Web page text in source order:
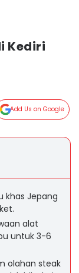
Kediri
Add Us on Google
khas Jepang
alat
untuk 3-6
olahan steak